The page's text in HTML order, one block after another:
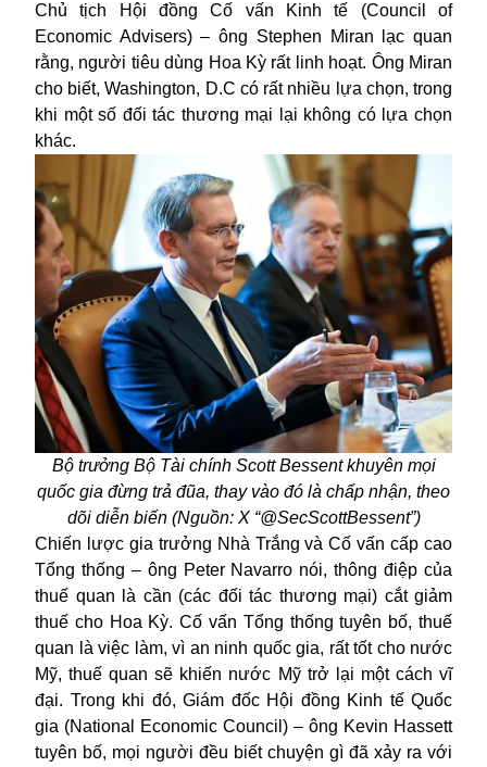
Chủ tịch Hội đồng Cố vấn Kinh tế (Council of
Economic Advisers) – ông Stephen Miran lạc quan
rằng, người tiêu dùng Hoa Kỳ rất linh hoạt. Ông Miran
cho biết, Washington, D.C có rất nhiều lựa chọn, trong
khi một số đối tác thương mại lại không có lựa chọn
khác.
Bộ trưởng Bộ Tài chính Scott Bessent khuyên mọi
quốc gia đừng trả đũa, thay vào đó là chấp nhận, theo
dõi diễn biến (Nguồn: X “@SecScottBessent”)
Chiến lược gia trưởng Nhà Trắng và Cố vấn cấp cao
Tổng thống – ông Peter Navarro nói, thông điệp của
thuế quan là cần (các đối tác thương mại) cắt giảm
thuế cho Hoa Kỳ. Cố vấn Tổng thống tuyên bố, thuế
quan là việc làm, vì an ninh quốc gia, rất tốt cho nước
Mỹ, thuế quan sẽ khiến nước Mỹ trở lại một cách vĩ
đại. Trong khi đó, Giám đốc Hội đồng Kinh tế Quốc
gia (National Economic Council) – ông Kevin Hassett
tuyên bố, mọi người đều biết chuyện gì đã xảy ra với